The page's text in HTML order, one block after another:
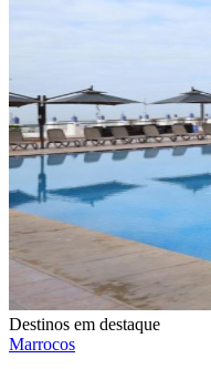
Destinos em destaque
Marrocos